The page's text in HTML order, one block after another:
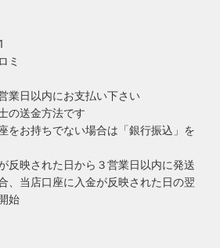
ミ
業日以内にお支払い下さい
の送金方法です
をお持ちでない場合は「銀行振込」を
反映された日から３営業日以内に発送
、当店口座に入金が反映された日の翌
始